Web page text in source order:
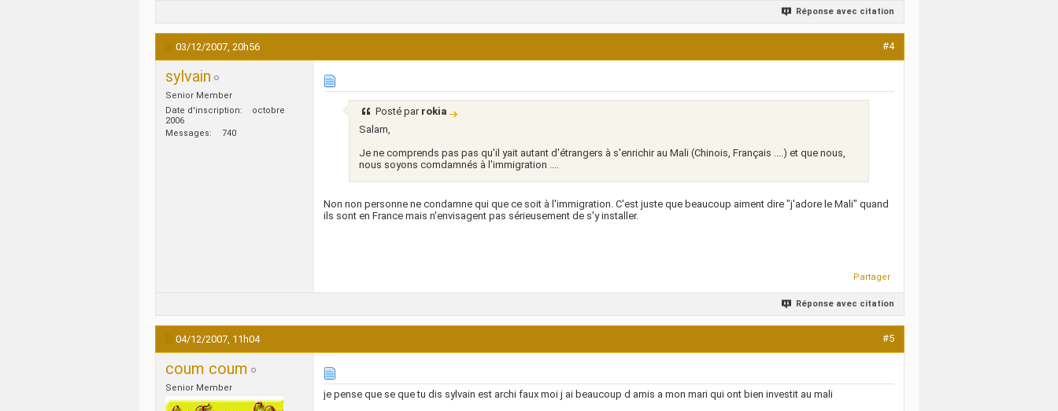
Réponse avec citation
03/12/2007, 20h56 #4
sylvain
Senior Member
Date d'inscription
octobre
2006
Messages
740
Posté par rokia
Salam,
Je ne comprends pas pas qu'il yait autant d'étrangers à s'enrichir au Mali (Chinois, Français ....) et que nous,
nous soyons comdamnés à l'immigration ....
Non non personne ne condamne qui que ce soit à l'immigration. C'est juste que beaucoup aiment dire "j'adore le Mali" quand
ils sont en France mais n'envisagent pas sérieusement de s'y installer.
Partager
Réponse avec citation
04/12/2007, 11h04 #5
coum coum
Senior Member
je pense que se que tu dis sylvain est archi faux moi j ai beaucoup d amis a mon mari qui ont bien investit au mali